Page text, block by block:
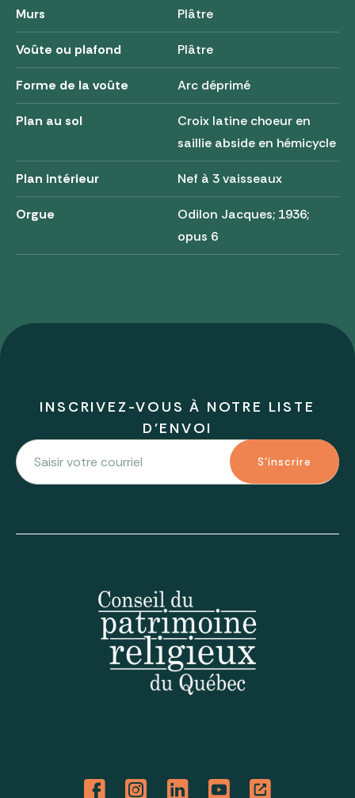
Murs Plâtre
Voûte ou plafond Plâtre
Forme de la voûte Arc déprimé
Plan au sol
Croix latine choeur en
saillie abside en hémicycle
Plan intérieur Nef à 3 vaisseaux
Orgue
Odilon Jacques; 1936;
opus 6
INSCRIVEZ-VOUS À NOTRE LISTE
D'ENVOI
S'inscrire